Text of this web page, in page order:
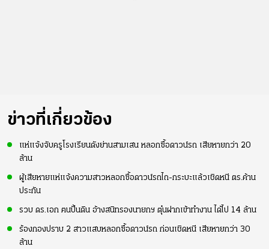
ข่าวที่เกี่ยวข้อง
แห่แจ้งจับครูโรงเรียนดังย่านสามเสน หลอกซื้อดาวน์รถ เสียหายกว่า 20
ล้าน
ผู้เสียหายแห่แจ้งความสาวหลอกซื้อดาวน์รถไถ-กระบะแล้วเชิดหนี ตร.ค้าน
ประกัน
รวบ ดร.เอก ฅนปั้นดิน อ้างสนิทรองนายกฯ ตุ๋นฝากเข้าทำงาน ได้ไป 14 ล้าน
ร้องกองปราบ 2 สาวแสบหลอกซื้อดาวน์รถ ก่อนเชิดหนี เสียหายกว่า 30
ล้าน